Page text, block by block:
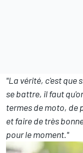
"La vérité, c'est que
se battre, il faut
termes de moto, de
et faire de très
pour le moment."